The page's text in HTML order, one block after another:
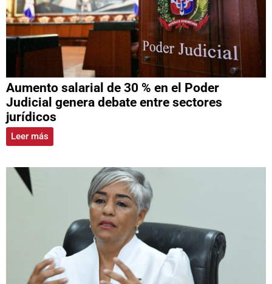
Aumento salarial de 30 % en el Poder
Judicial genera debate entre sectores
jurídicos
Leer más